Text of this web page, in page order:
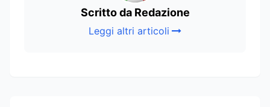
Scritto da Redazione
Leggi altri articoli